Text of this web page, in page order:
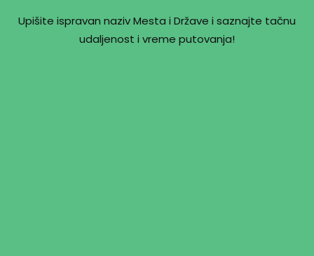
Upišite ispravan naziv Mesta i Države i saznajte tačnu
udaljenost i vreme putovanja!